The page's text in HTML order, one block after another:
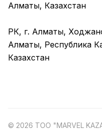
Алматы, Казахстан
РК, г. Алматы,
Алматы, Республика
Казахстан
© 2026 ТОО "MARVEL